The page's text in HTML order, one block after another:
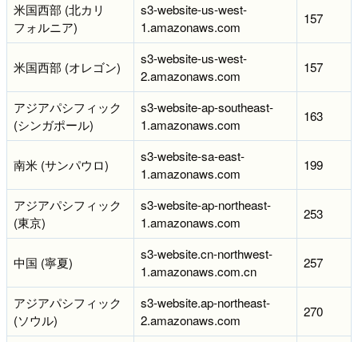
米国西部 (北カリ
フォルニア)
s3-website-us-west-
1.amazonaws.com
157
米国西部 (オレゴン)
s3-website-us-west-
2.amazonaws.com
157
アジアパシフィック
(シンガポール)
s3-website-ap-southeast-
1.amazonaws.com
163
南米 (サンパウロ)
s3-website-sa-east-
1.amazonaws.com
199
アジアパシフィック
(東京)
s3-website-ap-northeast-
1.amazonaws.com
253
中国 (寧夏)
s3-website.cn-northwest-
1.amazonaws.com.cn
257
アジアパシフィック
(ソウル)
s3-website.ap-northeast-
2.amazonaws.com
270